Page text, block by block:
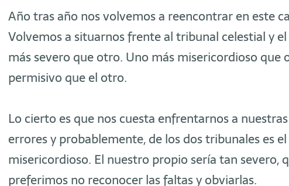
Año tras año nos volvemos a reencontrar en este
Volvemos a situarnos frente al tribunal celestial y
más severo que otro. Uno más misericordioso que
permisivo que el otro.
Lo cierto es que nos cuesta enfrentarnos a
errores y probablemente, de los dos tribunales es
misericordioso. El nuestro propio sería tan severo,
preferimos no reconocer las faltas y obviarlas.